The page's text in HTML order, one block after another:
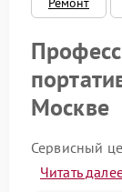
Москве
Сервисный
решении
знаем, что
Читать